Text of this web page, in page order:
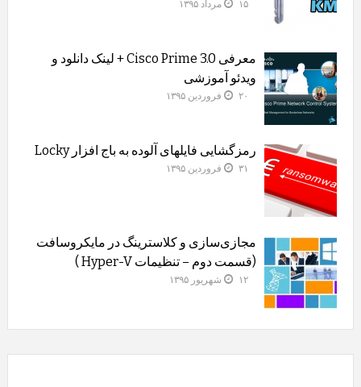
۱۵ مرداد ۱۳۹۵
معرفی Cisco Prime 3.0 + لینک دانلود و
ویدئو آموزشی
۲۰ فروردین ۱۳۹۵
رمزگشایی فایلهای آلوده به باج افزار Locky
۳۱ فروردین ۱۳۹۵
مجازی‌سازی و کلاسترینگ‌ در مایکروسافت
(قسمت دوم – تنظیمات Hyper-V )
۱۲ شهریور ۱۳۹۵